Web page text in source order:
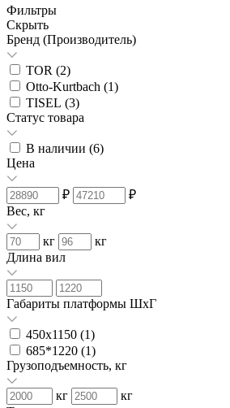
Фильтры
Скрыть
Бренд (Производитель)
TOR (2)
Otto-Kurtbach (1)
TISEL (3)
Статус товара
В наличии (6)
Цена
₽
₽
Вес, кг
кг
кг
Длина вил
Габариты платформы ШxГ
450х1150 (1)
685*1220 (1)
Грузоподъемность, кг
кг
кг